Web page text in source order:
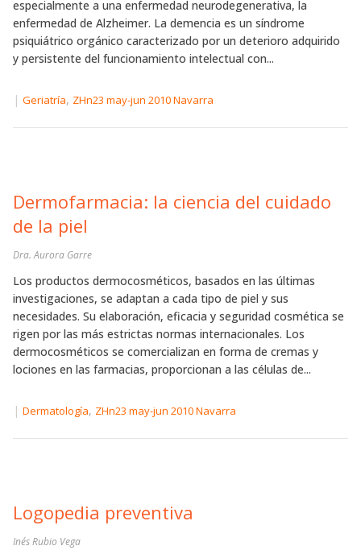
especialmente a una enfermedad neurodegenerativa, la
enfermedad de Alzheimer. La demencia es un síndrome
psiquiátrico orgánico caracterizado por un deterioro adquirido
y persistente del funcionamiento intelectual con...
| Geriatría, ZHn23 may-jun 2010 Navarra
Dermofarmacia: la ciencia del cuidado
de la piel
Dra. Aurora Garre
Los productos dermocosméticos, basados en las últimas
investigaciones, se adaptan a cada tipo de piel y sus
necesidades. Su elaboración, eficacia y seguridad cosmética se
rigen por las más estrictas normas internacionales. Los
dermocosméticos se comercializan en forma de cremas y
lociones en las farmacias, proporcionan a las células de...
| Dermatología, ZHn23 may-jun 2010 Navarra
Logopedia preventiva
Inés Rubio Vega